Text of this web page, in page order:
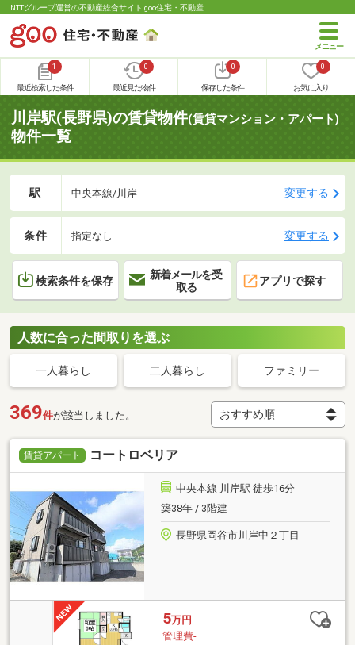
NTTグループ運営の不動産総合サイト goo住宅・不動産
1
最近検索した条件
0
最近見た物件
0
保存した条件
0
お気に入り
川岸駅(長野県)の賃貸物件(賃貸マンション・アパート)
物件一覧
駅 中央本線/川岸 変更する
条件 指定なし 変更する
検索条件を保存
新着メールを受
取る
アプリで探す
人数に合った間取りを選ぶ
一人暮らし 二人暮らし ファミリー
369件が該当しました。
賃貸アパート コートロベリア
中央本線 川岸駅 徒歩16分
築38年 / 3階建
長野県岡谷市川岸中２丁目
5万円
管理費-